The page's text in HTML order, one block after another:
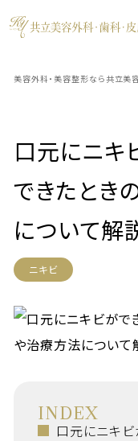
美容外科・美容整形なら共立美
口元にニキ
できたとき
について解
ニキビ
INDEX
口元にニキ